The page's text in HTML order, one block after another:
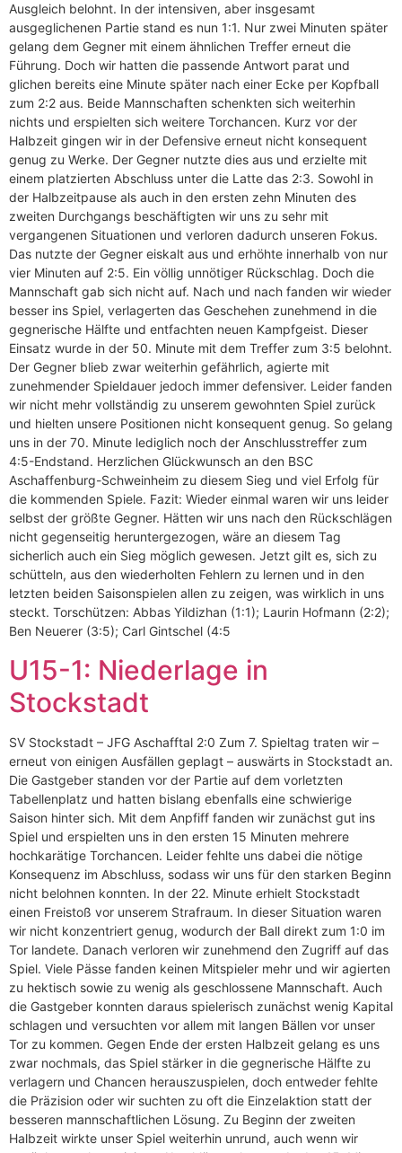
Ausgleich belohnt. In der intensiven, aber insgesamt
ausgeglichenen Partie stand es nun 1:1. Nur zwei Minuten später
gelang dem Gegner mit einem ähnlichen Treffer erneut die
Führung. Doch wir hatten die passende Antwort parat und
glichen bereits eine Minute später nach einer Ecke per Kopfball
zum 2:2 aus. Beide Mannschaften schenkten sich weiterhin
nichts und erspielten sich weitere Torchancen. Kurz vor der
Halbzeit gingen wir in der Defensive erneut nicht konsequent
genug zu Werke. Der Gegner nutzte dies aus und erzielte mit
einem platzierten Abschluss unter die Latte das 2:3. Sowohl in
der Halbzeitpause als auch in den ersten zehn Minuten des
zweiten Durchgangs beschäftigten wir uns zu sehr mit
vergangenen Situationen und verloren dadurch unseren Fokus.
Das nutzte der Gegner eiskalt aus und erhöhte innerhalb von nur
vier Minuten auf 2:5. Ein völlig unnötiger Rückschlag. Doch die
Mannschaft gab sich nicht auf. Nach und nach fanden wir wieder
besser ins Spiel, verlagerten das Geschehen zunehmend in die
gegnerische Hälfte und entfachten neuen Kampfgeist. Dieser
Einsatz wurde in der 50. Minute mit dem Treffer zum 3:5 belohnt.
Der Gegner blieb zwar weiterhin gefährlich, agierte mit
zunehmender Spieldauer jedoch immer defensiver. Leider fanden
wir nicht mehr vollständig zu unserem gewohnten Spiel zurück
und hielten unsere Positionen nicht konsequent genug. So gelang
uns in der 70. Minute lediglich noch der Anschlusstreffer zum
4:5-Endstand. Herzlichen Glückwunsch an den BSC
Aschaffenburg-Schweinheim zu diesem Sieg und viel Erfolg für
die kommenden Spiele. Fazit: Wieder einmal waren wir uns leider
selbst der größte Gegner. Hätten wir uns nach den Rückschlägen
nicht gegenseitig heruntergezogen, wäre an diesem Tag
sicherlich auch ein Sieg möglich gewesen. Jetzt gilt es, sich zu
schütteln, aus den wiederholten Fehlern zu lernen und in den
letzten beiden Saisonspielen allen zu zeigen, was wirklich in uns
steckt. Torschützen: Abbas Yildizhan (1:1); Laurin Hofmann (2:2);
Ben Neuerer (3:5); Carl Gintschel (4:5
U15-1: Niederlage in
Stockstadt
SV Stockstadt – JFG Aschafftal 2:0 Zum 7. Spieltag traten wir –
erneut von einigen Ausfällen geplagt – auswärts in Stockstadt an.
Die Gastgeber standen vor der Partie auf dem vorletzten
Tabellenplatz und hatten bislang ebenfalls eine schwierige
Saison hinter sich. Mit dem Anpfiff fanden wir zunächst gut ins
Spiel und erspielten uns in den ersten 15 Minuten mehrere
hochkarätige Torchancen. Leider fehlte uns dabei die nötige
Konsequenz im Abschluss, sodass wir uns für den starken Beginn
nicht belohnen konnten. In der 22. Minute erhielt Stockstadt
einen Freistoß vor unserem Strafraum. In dieser Situation waren
wir nicht konzentriert genug, wodurch der Ball direkt zum 1:0 im
Tor landete. Danach verloren wir zunehmend den Zugriff auf das
Spiel. Viele Pässe fanden keinen Mitspieler mehr und wir agierten
zu hektisch sowie zu wenig als geschlossene Mannschaft. Auch
die Gastgeber konnten daraus spielerisch zunächst wenig Kapital
schlagen und versuchten vor allem mit langen Bällen vor unser
Tor zu kommen. Gegen Ende der ersten Halbzeit gelang es uns
zwar nochmals, das Spiel stärker in die gegnerische Hälfte zu
verlagern und Chancen herauszuspielen, doch entweder fehlte
die Präzision oder wir suchten zu oft die Einzelaktion statt der
besseren mannschaftlichen Lösung. Zu Beginn der zweiten
Halbzeit wirkte unser Spiel weiterhin unrund, auch wenn wir